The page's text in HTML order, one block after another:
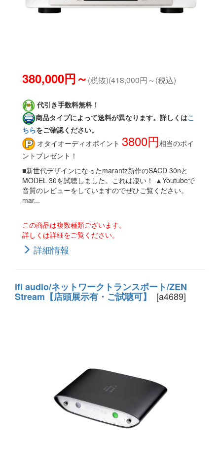
380,000円～ (税抜)(418,000円～(税込)
代引き手数料無料！
商品タイプによって送料が異なります。詳しくはこ
ちらをご確認ください。
オタイオーディオポイント 3800円相当のポイ
ントプレゼント！
■新世代デザインになったmarantz新作のSACD 30nと
MODEL 30を試聴しました。これは凄い！ ▲Youtubeで
音質のレビューをしていますのでぜひご覧ください。
mar...
この商品は複数種類ございます。
詳しくは詳細をご覧ください。
詳細情報
ifi audio/ネットワークトランスポート/ZEN
Stream【店頭展示有・ご試聴可】 [a4689]